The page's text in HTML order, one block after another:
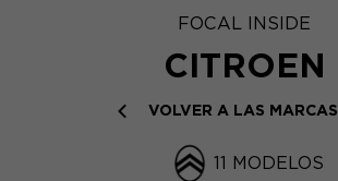
FOCAL INSIDE
CITROEN
VOLVER A LAS MARCAS
11 MODELOS